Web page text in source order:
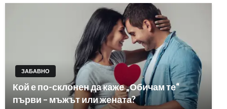
ЗАБАВНО
Кой е по-склонен да каже „Обичам те“
първи – мъжът или жената?